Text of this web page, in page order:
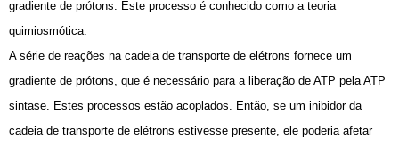
gradiente de prótons. Este processo é conhecido como a teoria
quimiosmótica.
A série de reações na cadeia de transporte de elétrons fornece um
gradiente de prótons, que é necessário para a liberação de ATP pela ATP
sintase. Estes processos estão acoplados. Então, se um inibidor da
cadeia de transporte de elétrons estivesse presente, ele poderia afetar